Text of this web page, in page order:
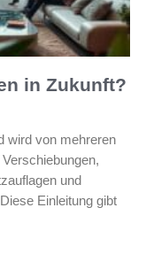
in Zukunft?
wird von mehreren
und
Einleitung gibt